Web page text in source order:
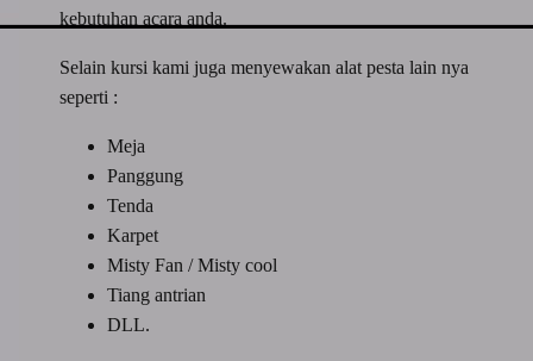
kebutuhan acara anda.
Selain kursi kami juga menyewakan alat pesta lain nya
seperti :
Meja
Panggung
Tenda
Karpet
Misty Fan / Misty cool
Tiang antrian
DLL.